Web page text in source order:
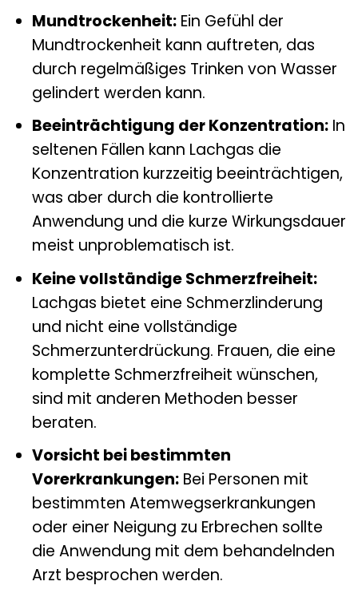
Mundtrockenheit:Ein Gefühl der
Mundtrockenheit kann auftreten, das
durch regelmäßiges Trinken von Wasser
gelindert werden kann.
Beeinträchtigung der Konzentration:In
seltenen Fällen kann Lachgas die
Konzentration kurzzeitig beeinträchtigen,
was aber durch die kontrollierte
Anwendung und die kurze Wirkungsdauer
meist unproblematisch ist.
Keine vollständige Schmerzfreiheit:
Lachgas bietet eine Schmerzlinderung
und nicht eine vollständige
Schmerzunterdrückung. Frauen, die eine
komplette Schmerzfreiheit wünschen,
sind mit anderen Methoden besser
beraten.
Vorsicht bei bestimmten
Vorerkrankungen:Bei Personen mit
bestimmten Atemwegserkrankungen
oder einer Neigung zu Erbrechen sollte
die Anwendung mit dem behandelnden
Arzt besprochen werden.